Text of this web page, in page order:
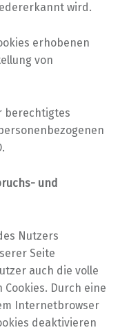
wird.
erhobenen
von
berechtigtes
und
Nutzers
Seite
auch die volle
Durch eine
Internetbrowser
deaktivieren